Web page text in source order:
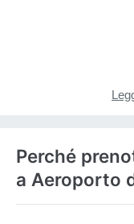
Perché
a Aeroporto